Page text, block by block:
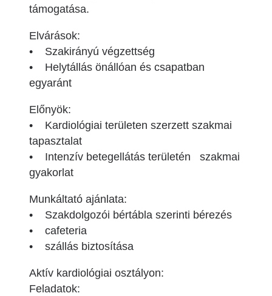
támogatása.
Elvárások:
• Szakirányú végzettség
• Helytállás önállóan és csapatban
egyaránt
Előnyök:
• Kardiológiai területen szerzett szakmai
tapasztalat
• Intenzív betegellátás területén szakmai
gyakorlat
Munkáltató ajánlata:
• Szakdolgozói bértábla szerinti bérezés
• cafeteria
• szállás biztosítása
Aktív kardiológiai osztályon:
Feladatok: